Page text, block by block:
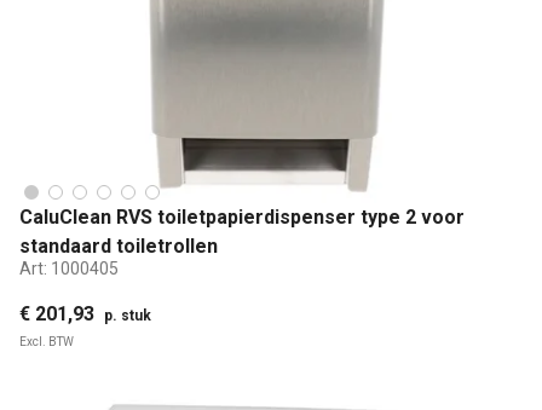
CaluClean RVS toiletpapierdispenser type 2 voor
standaard toiletrollen
Art: 1000405
€ 201,93 p. stuk
Excl. BTW